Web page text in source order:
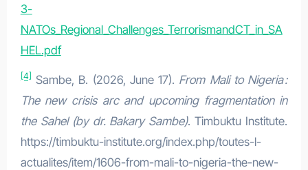
3-
NATOs_Regional_Challenges_TerrorismandCT_in_SA
HEL.pdf
[4] Sambe, B. (2026, June 17). From Mali to Nigeria :
The new crisis arc and upcoming fragmentation in
the Sahel (by dr. Bakary Sambe). Timbuktu Institute.
https://timbuktu-institute.org/index.php/toutes-l-
actualites/item/1606-from-mali-to-nigeria-the-new-